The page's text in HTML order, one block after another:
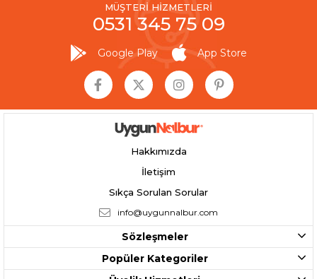
MÜŞTERİ HİZMETLERİ
0531 345 75 09
Google Play App Store
Hakkımızda
İletişim
Sıkça Sorulan Sorular
info@uygunnalbur.com
Sözleşmeler
Popüler Kategoriler